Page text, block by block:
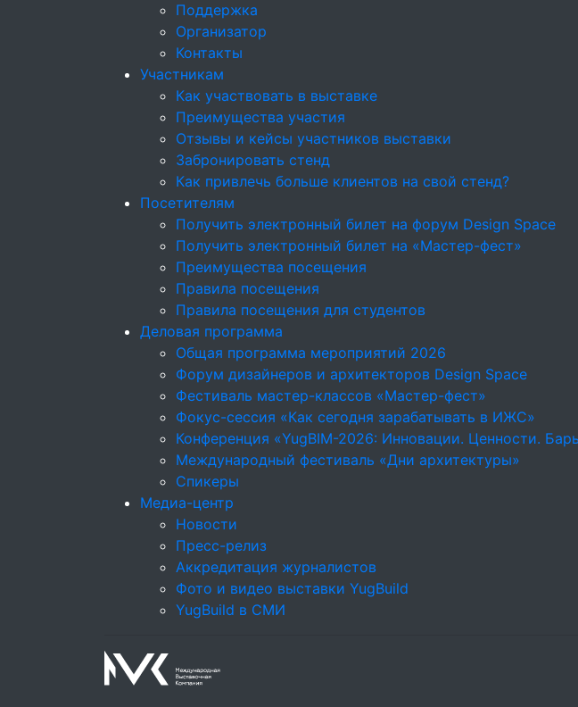
Поддержка
Организатор
Контакты
Участникам
Как участвовать в выставке
Преимущества участия
Отзывы и кейсы участников выставки
Забронировать стенд
Как привлечь больше клиентов на свой стенд?
Посетителям
Получить электронный билет на форум Design Space
Получить электронный билет на «Мастер-фест»
Преимущества посещения
Правила посещения
Правила посещения для студентов
Деловая программа
Общая программа мероприятий 2026
Форум дизайнеров и архитекторов Design Space
Фестиваль мастер-классов «Мастер-фест»
Фокус-сессия «Как сегодня зарабатывать в ИЖС»
Конференция «YugBIM-2026: Инновации. Ценности.
Международный фестиваль «Дни архитектуры»
Спикеры
Медиа-центр
Новости
Пресс-релиз
Аккредитация журналистов
Фото и видео выставки YugBuild
YugBuild в СМИ